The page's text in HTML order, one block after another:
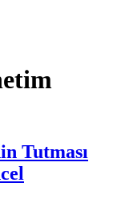
Tutması